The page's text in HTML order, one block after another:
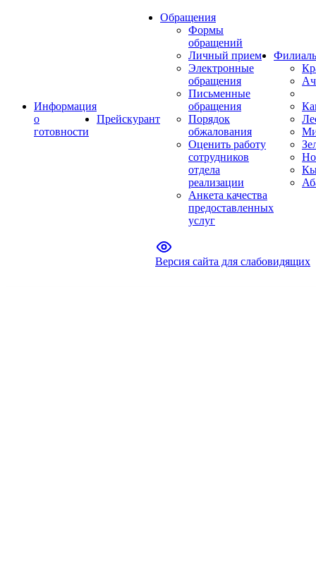
Информация
о
готовности
Прейскурант
Обращения
Формы
обращений
Личный прием
Электронные
обращения
Письменные
обращения
Порядок
обжалования
Оценить работу
сотрудников
отдела
реализации
Анкета качества
предоставленных
услуг
Версия сайта для слабовидящих